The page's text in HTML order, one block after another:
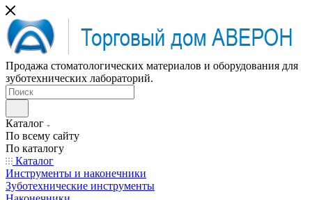
Продажа стоматологических материалов и оборудования для
зуботехнических лабораторий.
Каталог
По всему сайту
По каталогу
Каталог
Инструменты и наконечники
Зуботехнические инструменты